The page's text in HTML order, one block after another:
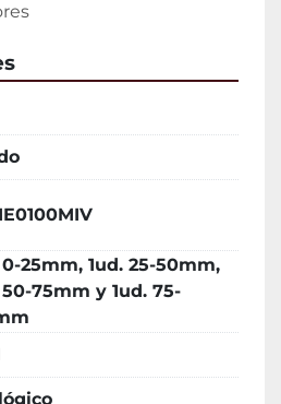
0-25mm, 1ud. 25-50mm,
50-75mm y 1ud. 75-